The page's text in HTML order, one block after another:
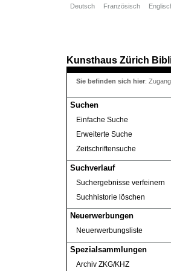
Kunsthaus Zürich
Suchen
Einfache Suche
Erweiterte Suche
Zeitschriftensuche
Suchverlauf
Suchergebnisse verfeinern
Suchhistorie löschen
Neuerwerbungen
Neuerwerbungsliste
Spezialsammlungen
Archiv ZKG/KHZ
Deutsch Französisch
Sie befinden sich hier: